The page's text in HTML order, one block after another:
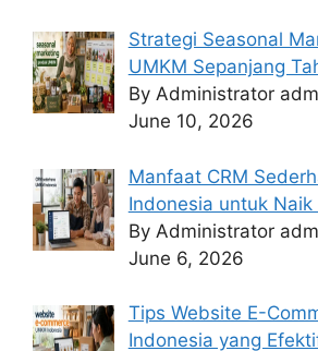
Strategi Seasonal
UMKM Sepanjang
By Administrator
June 10, 2026
Manfaat CRM
Indonesia untuk Naik
By Administrator
June 6, 2026
Tips Website E-
Indonesia yang